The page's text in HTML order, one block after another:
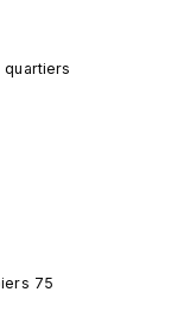
quartiers
75